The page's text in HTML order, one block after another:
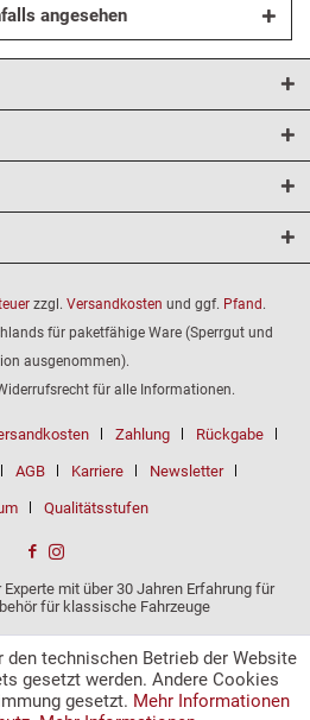
angesehen
zzgl. Versandkosten und ggf. Pfand.
für paketfähige Ware (Sperrgut und
ausgenommen).
für alle Informationen.
Zahlung Rückgabe
AGB Karriere Newsletter
Qualitätsstufen
mit über 30 Jahren Erfahrung für
für klassische Fahrzeuge
technischen Betrieb der Website
gesetzt werden. Andere Cookies
gesetzt. Mehr Informationen